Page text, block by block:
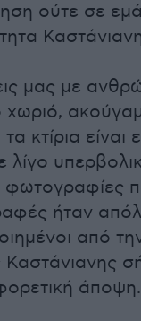
ούτε σε
μας με
χωριό,
κτίρια
φωτογραφίες
ήταν
από